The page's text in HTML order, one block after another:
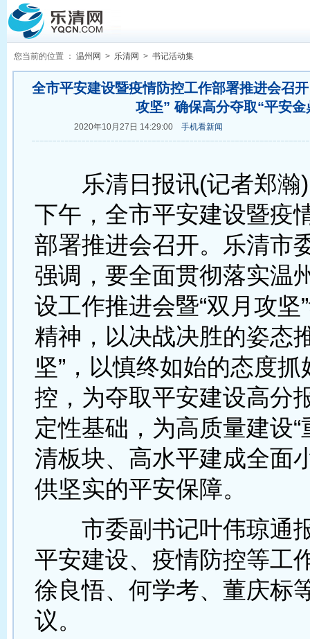
您当前的位置 ： 温州网 > 乐清网 > 书记活动集
全市平安建设暨疫情防控工作部署推进会召
攻坚” 确保高分夺取“平安金
2020年10月27日 14:29:00 手机看新闻
乐清日报讯(记者郑瀚
下午，全市平安建设暨疫
部署推进会召开。乐清市
强调，要全面贯彻落实温
设工作推进会暨“双月攻坚
精神，以决战决胜的姿态
坚”，以慎终如始的态度抓
控，为夺取平安建设高分
定性基础，为高质量建设“
清板块、高水平建成全面
供坚实的平安保障。
市委副书记叶伟琼通
平安建设、疫情防控等工
徐良悟、何学考、董庆标
议。